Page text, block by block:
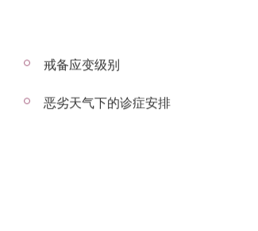
戒备应变级别
恶劣天气下的诊症安排